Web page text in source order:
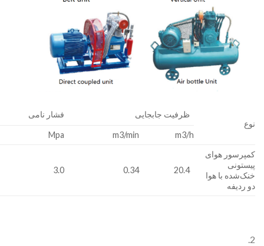
نوع
ظرفیت جابجایی فشار نامی
m3/h
m3/min
Mpa
کمپرسور هوای
پیستونی
خنک‌شده با هوا
دو ردیفه
20.4
0.34
3.0
2.